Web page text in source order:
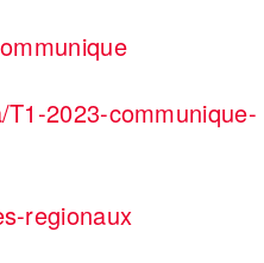
T1-2023-communique-
regionaux